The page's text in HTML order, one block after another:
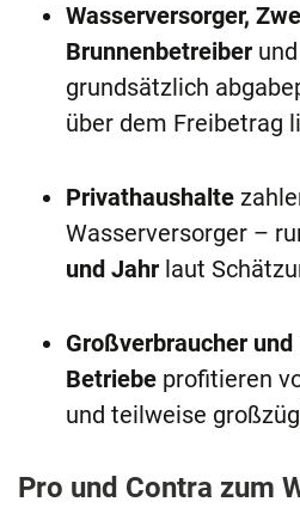
Wasserversorger,
Brunnenbetreiber und
grundsätzlich
über dem Freibetrag
Privathaushalte
Wasserversorger –
und Jahr laut
Großverbraucher
Betriebe profitieren
und teilweise
Pro und Contra zum